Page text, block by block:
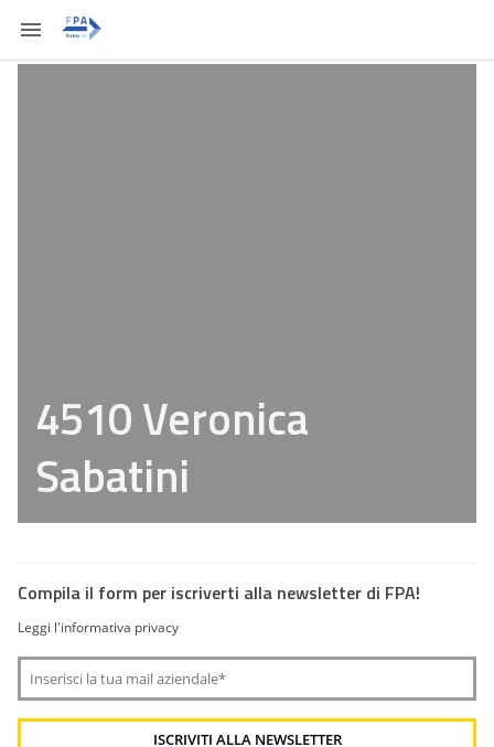
4510 Veronica
Sabatini
Compila il form per iscriverti alla newsletter di FPA!
Leggi l'informativa privacy